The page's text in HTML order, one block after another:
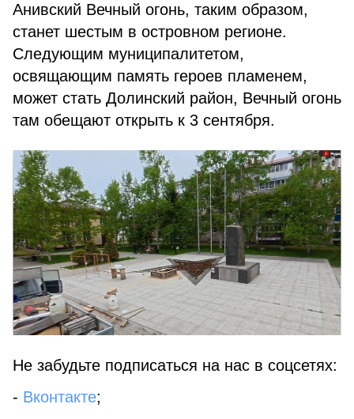
Анивский Вечный огонь, таким образом,
станет шестым в островном регионе.
Следующим муниципалитетом,
освящающим память героев пламенем,
может стать Долинский район, Вечный огонь
там обещают открыть к 3 сентября.
Не забудьте подписаться на нас в соцсетях:
- Вконтакте;